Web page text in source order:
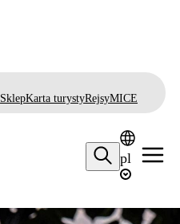
SklepKarta turystyRejsyMICE
pl